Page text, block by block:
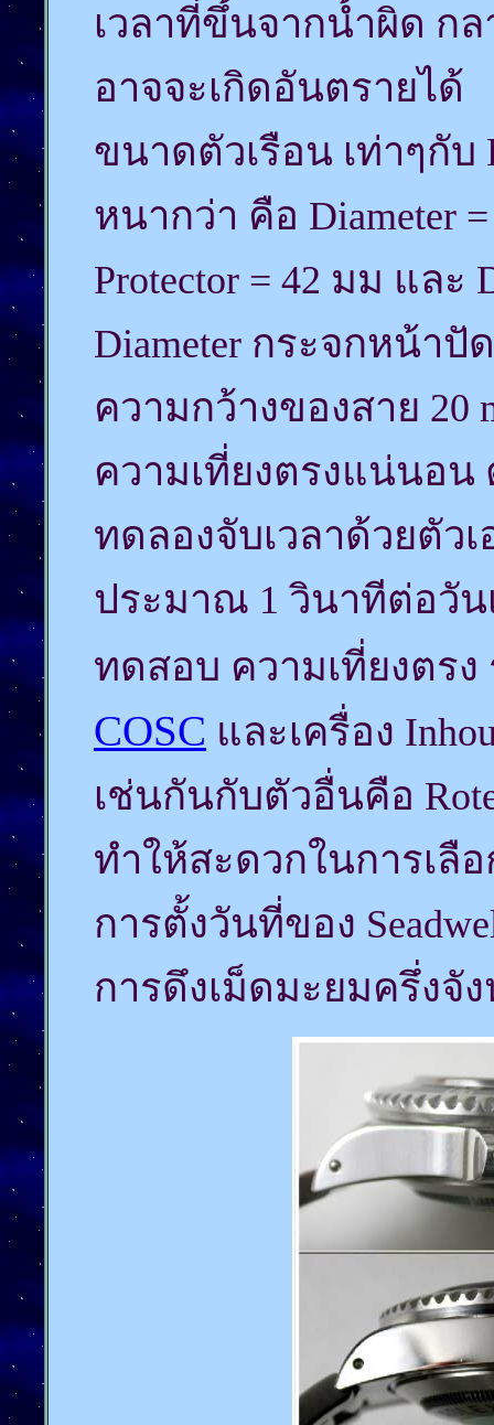
เวลาที่ขึ้นจากน้ำผิด ก
อาจจะเกิดอันตรายได้
ขนาดตัวเรือน เท่าๆกับ
หนากว่า คือ Diameter
Protector = 42 มม และ
Diameter กระจกหน้าปั
ความกว้างของสาย 20
ความเที่ยงตรงแน่นอน
ทดลองจับเวลาด้วยตัว
ประมาณ 1 วินาทีต่อวั
ทดสอบ ความเที่ยงตร
COSC และเครื่อง
เช่นกันกับตัวอื่นคือ
ทำให้สะดวกในการเลือ
การตั้งวันที่ของ
การดึงเม็ดมะยมครึ่งจั